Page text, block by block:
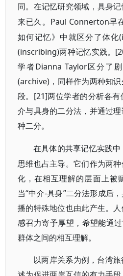
同。在记忆研究领域，具身
来已久。 Paul Connerton早
如何记忆》中就区分了体
(inscribing)两种记忆实践。
学者Dianna Taylor区分了
(archive)，同样作为两种知
段。[21]两位学者的分析各
介与具身的二分法，并通过
种二分。
在具体的共享记忆实践中
思维也占主导。它们作为两
化，在相互理解的层面上被
当“中介-具身”二分法形成后
播的特殊地位也由此产生。
感召力寄予厚望，希望能通
群体之间的相互理解。
以两岸关系为例，台湾旅